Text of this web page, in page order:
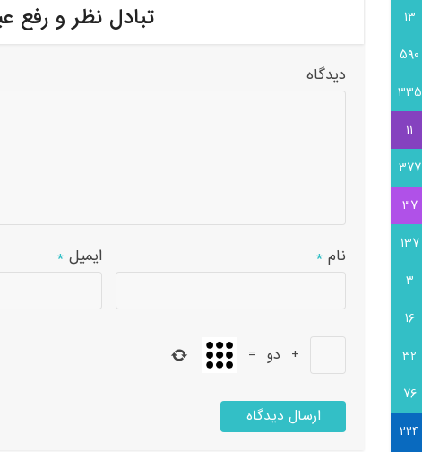
تبادل نظر و رفع
دیدگاه
نام * ایمیل *
+ دو =
13
590
335
11
377
37
137
3
16
32
76
224